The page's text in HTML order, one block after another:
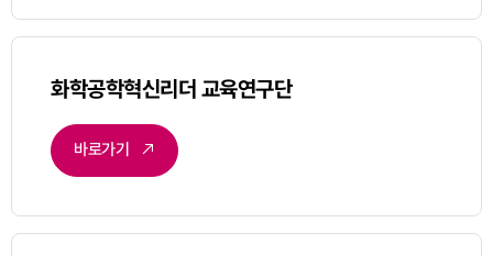
화학공학혁신리더 교육연구단
바로가기